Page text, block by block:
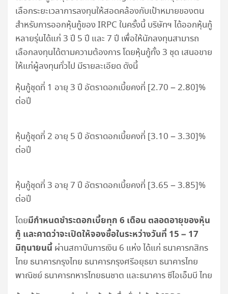
เลือกระยะเวลาการลงทุนให้สอดคล้องกับเป้าหมายของตน
สำหรับการออกหุ้นกู้ของ IRPC ในครั้งนี้ บริษัทฯ ได้ออกหุ้นกู้
หลายรุ่นได้แก่ 3 ปี 5 ปี และ 7 ปี เพื่อให้นักลงทุนสามารถ
เลือกลงทุนได้ตามความต้องการ โดยหุ้นกู้ทั้ง 3 ชุด เสนอขาย
ให้แก่ผู้ลงทุนทั่วไป มีรายละเอียด ดังนี้
หุ้นกู้ชุดที่ 1 อายุ 3 ปี อัตราดอกเบี้ยคงที่ [2.70 – 2.80]%
ต่อปี
หุ้นกู้ชุดที่ 2 อายุ 5 ปี อัตราดอกเบี้ยคงที่ [3.10 – 3.30]%
ต่อปี
หุ้นกู้ชุดที่ 3 อายุ 7 ปี อัตราดอกเบี้ยคงที่ [3.65 – 3.85]%
ต่อปี
โดยมีกำหนดชำระดอกเบี้ยทุก 6 เดือน ตลอดอายุของหุ้น
กู้ และคาดว่าจะเปิดให้จองซื้อในระหว่างวันที่ 15 – 17
มิถุนายนนี้ ผ่านสถาบันการเงิน 6 แห่ง ได้แก่ ธนาคารกสิกร
ไทย ธนาคารกรุงไทย ธนาคารกรุงศรีอยุธยา ธนาคารไทย
พาณิชย์ ธนาคารทหารไทยธนชาต และธนาคาร ซีไอเอ็มบี ไทย